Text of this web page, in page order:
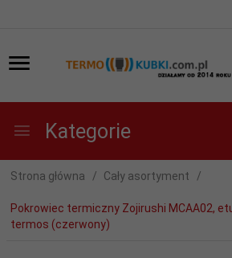
Kategorie
Strona główna Cały asortyment
Pokrowiec termiczny Zojirushi MCAA02,
termos (czerwony)